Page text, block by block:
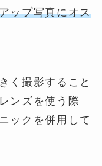
ップ写真にオス
く撮影すること
ンズを使う際
ックを併用して